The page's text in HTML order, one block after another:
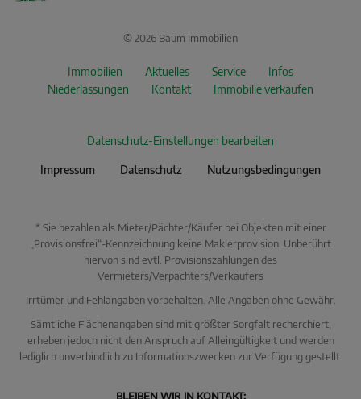
© 2026 Baum Immobilien
Immobilien Aktuelles Service
Infos
Niederlassungen
Kontakt Immobilie verkaufen
Datenschutz-Einstellungen bearbeiten
Impressum Datenschutz Nutzungsbedingungen
* Sie bezahlen als Mieter/Pächter/Käufer bei Objekten mit einer
„Provisionsfrei“-Kennzeichnung keine Maklerprovision. Unberührt
hiervon sind evtl. Provisionszahlungen des
Vermieters/Verpächters/Verkäufers
Irrtümer und Fehlangaben vorbehalten. Alle Angaben ohne Gewähr.
Sämtliche Flächenangaben sind mit größter Sorgfalt recherchiert,
erheben jedoch nicht den Anspruch auf Alleingültigkeit und werden
lediglich unverbindlich zu Informationszwecken zur Verfügung gestellt.
BLEIBEN WIR IN KONTAKT: